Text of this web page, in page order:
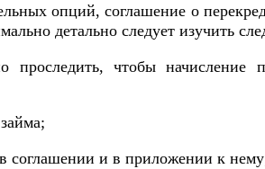
опций, соглашение о
детально следует изучить
проследить, чтобы
соглашении и в приложении к